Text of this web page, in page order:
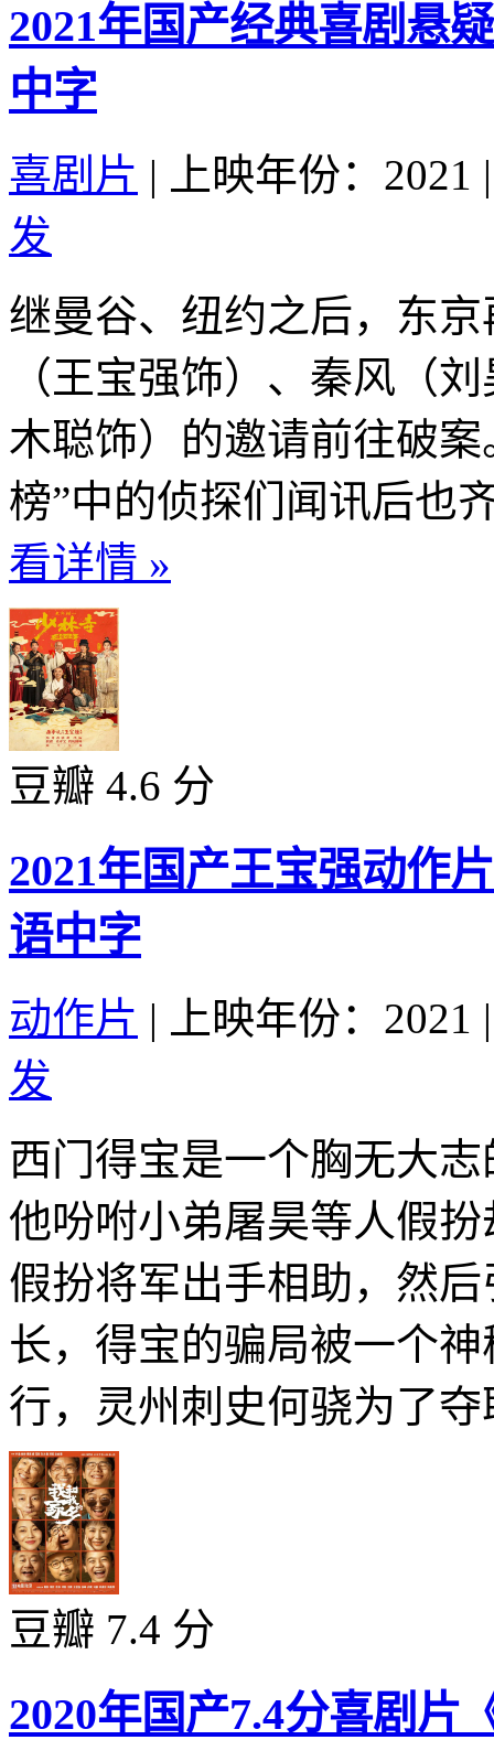
2021年国产经典喜剧悬
中字
喜剧片 | 上映年份：2021 |
发
继曼谷、纽约之后，东
（王宝强饰）、秦风（
木聪饰）的邀请前往破
榜”中的侦探们闻讯后也
看详情 »
豆瓣 4.6 分
2021年国产王宝强动作
语中字
动作片 | 上映年份：2021 |
发
西门得宝是一个胸无大
他吩咐小弟屠昊等人假
假扮将军出手相助，然
长，得宝的骗局被一个
行，灵州刺史何骁为了
豆瓣 7.4 分
2020年国产7.4分喜剧片